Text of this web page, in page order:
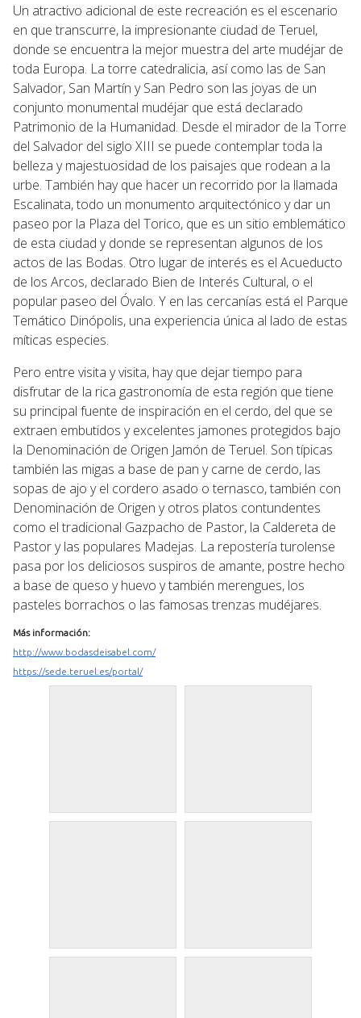
Un atractivo adicional de este recreación es el escenario
en que transcurre, la impresionante ciudad de Teruel,
donde se encuentra la mejor muestra del arte mudéjar de
toda Europa. La torre catedralicia, así como las de San
Salvador, San Martín y San Pedro son las joyas de un
conjunto monumental mudéjar que está declarado
Patrimonio de la Humanidad. Desde el mirador de la Torre
del Salvador del siglo XIII se puede contemplar toda la
belleza y majestuosidad de los paisajes que rodean a la
urbe. También hay que hacer un recorrido por la llamada
Escalinata, todo un monumento arquitectónico y dar un
paseo por la Plaza del Torico, que es un sitio emblemático
de esta ciudad y donde se representan algunos de los
actos de las Bodas. Otro lugar de interés es el Acueducto
de los Arcos, declarado Bien de Interés Cultural, o el
popular paseo del Óvalo. Y en las cercanías está el Parque
Temático Dinópolis, una experiencia única al lado de estas
míticas especies.
Pero entre visita y visita, hay que dejar tiempo para
disfrutar de la rica gastronomía de esta región que tiene
su principal fuente de inspiración en el cerdo, del que se
extraen embutidos y excelentes jamones protegidos bajo
la Denominación de Origen Jamón de Teruel. Son típicas
también las migas a base de pan y carne de cerdo, las
sopas de ajo y el cordero asado o ternasco, también con
Denominación de Origen y otros platos contundentes
como el tradicional Gazpacho de Pastor, la Caldereta de
Pastor y las populares Madejas. La repostería turolense
pasa por los deliciosos suspiros de amante, postre hecho
a base de queso y huevo y también merengues, los
pasteles borrachos o las famosas trenzas mudéjares.
Más información:
http://www.bodasdeisabel.com/
https://sede.teruel.es/portal/